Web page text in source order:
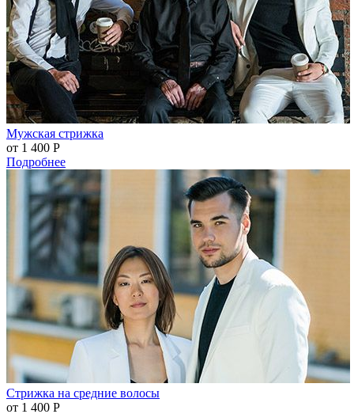
Мужская стрижка
от 1 400 Р
Подробнее
Стрижка на средние волосы
от 1 400 Р